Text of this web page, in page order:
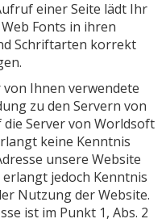
einer Seite lädt Ihr
Fonts in ihren
Schriftarten korrekt
von Ihnen verwendete
zu den Servern von
Server von Worldsoft
keine Kenntnis
unsere Website
jedoch Kenntnis
Nutzung der Website.
ist im Punkt 1, Abs. 2